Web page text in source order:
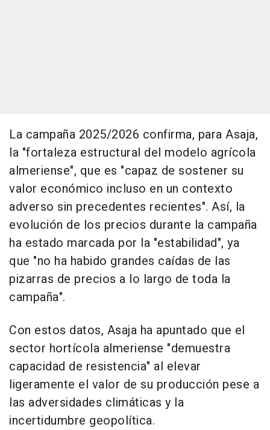
La campaña 2025/2026 confirma, para Asaja,
la "fortaleza estructural del modelo agrícola
almeriense", que es "capaz de sostener su
valor económico incluso en un contexto
adverso sin precedentes recientes". Así, la
evolución de los precios durante la campaña
ha estado marcada por la "estabilidad", ya
que "no ha habido grandes caídas de las
pizarras de precios a lo largo de toda la
campaña".
Con estos datos, Asaja ha apuntado que el
sector hortícola almeriense "demuestra
capacidad de resistencia" al elevar
ligeramente el valor de su producción pese a
las adversidades climáticas y la
incertidumbre geopolítica.